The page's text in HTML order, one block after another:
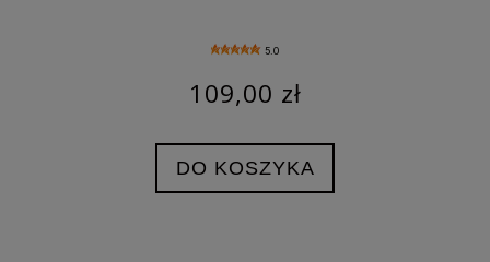
5.0
109,00 zł
DO KOSZYKA